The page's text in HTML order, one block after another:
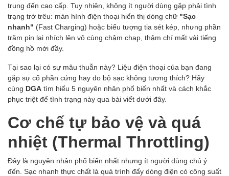
trung đến cao cấp. Tuy nhiên, không ít người dùng gặp phải tình
trạng trớ trêu: màn hình điện thoại hiển thị dòng chữ "Sạc
nhanh" (Fast Charging) hoặc biểu tượng tia sét kép, nhưng phần
trăm pin lại nhích lên vô cùng chậm chạp, thậm chí mất vài tiếng
đồng hồ mới đầy.
Tại sao lại có sự mâu thuẫn này? Liệu điện thoại của bạn đang
gặp sự cố phần cứng hay do bộ sạc không tương thích? Hãy
cùng DGA tìm hiểu 5 nguyên nhân phổ biến nhất và cách khắc
phục triệt để tình trạng này qua bài viết dưới đây.
Cơ chế tự bảo vệ và quá
nhiệt (Thermal Throttling)
Đây là nguyên nhân phổ biến nhất nhưng ít người dùng chú ý
đến. Sạc nhanh thực chất là quá trình đẩy dòng điện có công suất